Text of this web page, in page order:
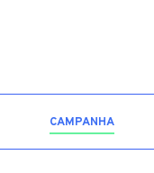
CAMPANHA